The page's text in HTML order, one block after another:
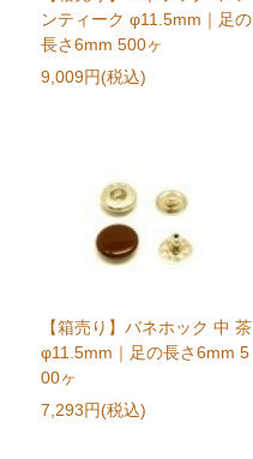
ンティーク φ11.5mm｜足の
長さ6mm 500ヶ
9,009円(税込)
【箱売り】バネホック 中 茶
φ11.5mm｜足の長さ6mm 5
00ヶ
7,293円(税込)